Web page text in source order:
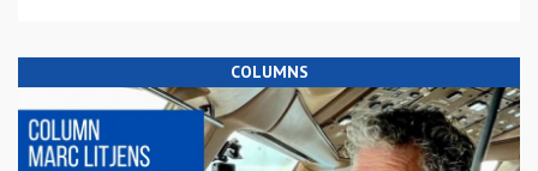
COLUMNS